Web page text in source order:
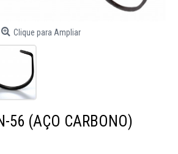
Clique para Ampliar
56 (AÇO CARBONO)